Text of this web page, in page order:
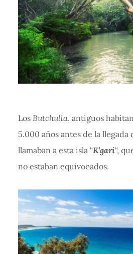
Los Butchulla, antiguos
5.000 años antes de la llegada
llamaban a esta isla “K’gari“,
no estaban equivocados.